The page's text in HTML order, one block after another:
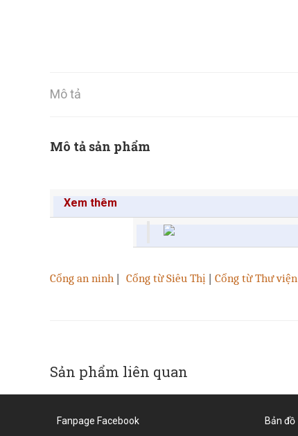
Mô tả
Mô tả sản phẩm
Xem thêm
Cổng an ninh | Cổng từ Siêu Thị | Cổng từ Thư viện
Sản phẩm liên quan
Fanpage Facebook Bản đồ